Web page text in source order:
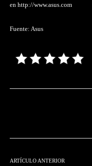
en http://www.asus.com
Fuente: Asus
ARTÍCULO ANTERIOR